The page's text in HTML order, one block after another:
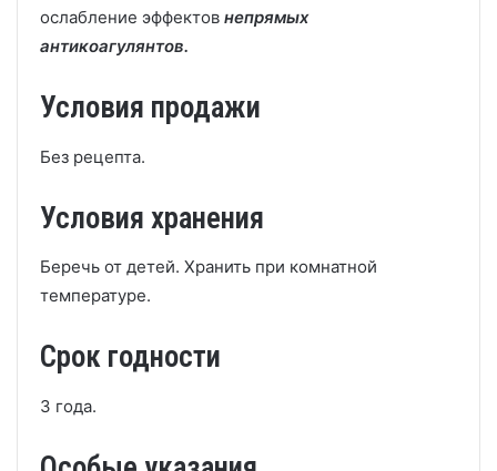
ослабление эффектов непрямых
антикоагулянтов.
Условия продажи
Без рецепта.
Условия хранения
Беречь от детей. Хранить при комнатной
температуре.
Срок годности
3 года.